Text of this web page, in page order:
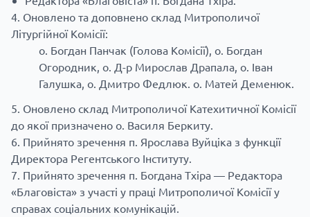
Оновлено та доповнено склад Митрополичої
Літургійної Комісії:
о. Богдан Панчак (Голова Комісії), о. Богдан
Огородник, о. Д-р Мирослав Драпала, о. Іван
Галушка, о. Дмитро Федлюк. о. Матей Деменюк.
Оновлено склад Митрополичої Катехитичної Комісії
до якої призначено о. Василя Беркиту.
Прийнято зречення п. Ярослава Вуйціка з функції
Директора Регентського Інституту.
Прийнято зречення п. Богдана Тхіра — Редактора
«Благовіста» з участі у праці Митрополичої Комісії у
справах соціальних комунікацій.